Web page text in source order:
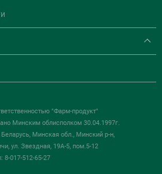
"Фарм-продукт"
Минским облисполком 30.04.1997г.
Минская обл., Минский р-н,
ул. Звездная, 19А-5, пом.5-12
8-017-512-65-27